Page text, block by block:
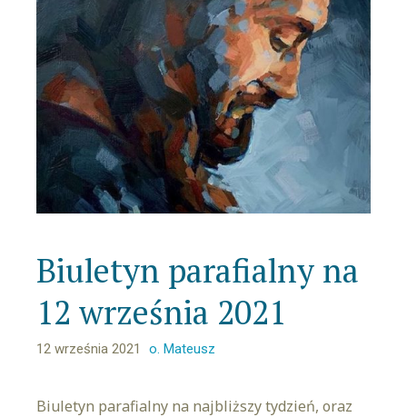
Biuletyn parafialny na
12 września 2021
12 września 2021 o. Mateusz
Biuletyn parafialny na najbliższy tydzień, oraz